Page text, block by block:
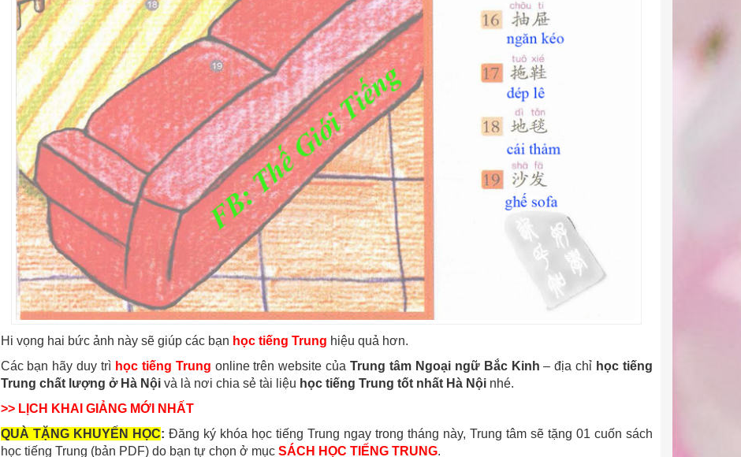
Hi vọng hai bức ảnh này sẽ giúp các bạn học tiếng Trung hiệu quả hơn.
Các bạn hãy duy trì học tiếng Trung online trên website củaTrung tâm Ngoại ngữ Bắc Kinh – địa chỉ học tiếng
Trung chất lượng ở Hà Nộivà là nơi chia sẻ tài liệu học tiếng Trung tốt nhất Hà Nội nhé.
>> LỊCH KHAI GIẢNG MỚI NHẤT
QUÀ TẶNG KHUYẾN HỌC: Đăng ký khóa học tiếng Trung ngay trong tháng này, Trung tâm sẽ tặng 01 cuốn sách
học tiếng Trung (bản PDF) do bạn tự chọn ở mục SÁCH HỌC TIẾNG TRUNG.